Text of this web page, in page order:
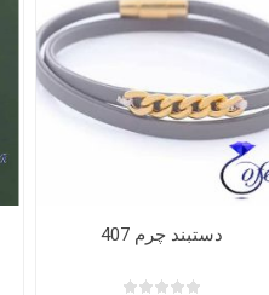
دستبند چرم 407